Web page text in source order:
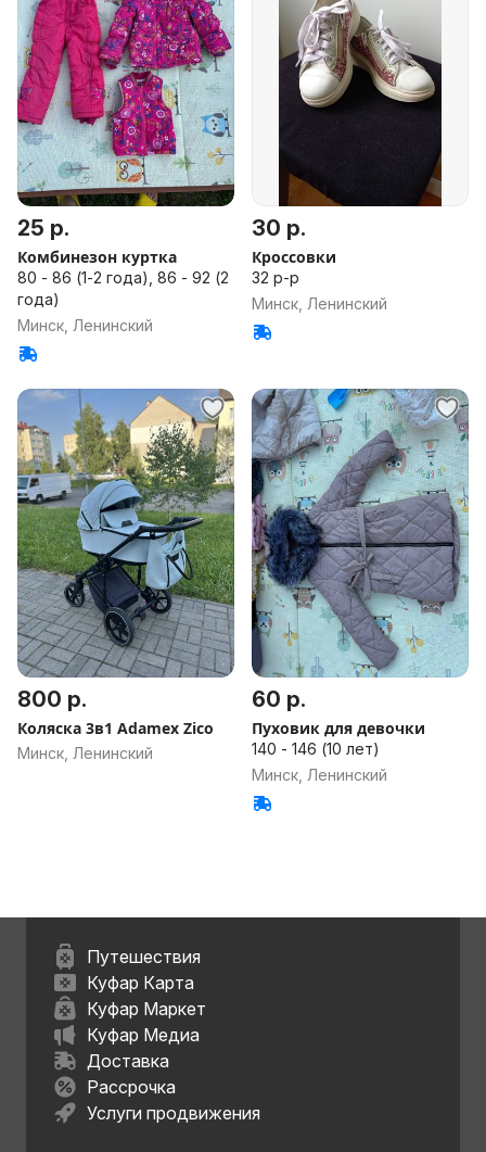
25 р.
Комбинезон куртка
80 - 86 (1-2 года), 86 - 92 (2
года)
Минск, Ленинский
30 р.
Кроссовки
32 р-р
Минск, Ленинский
800 р.
Коляска 3в1 Adamex Zico
Минск, Ленинский
60 р.
Пуховик для девочки
140 - 146 (10 лет)
Минск, Ленинский
Путешествия
Куфар Карта
Куфар Маркет
Куфар Медиа
Доставка
Рассрочка
Услуги продвижения